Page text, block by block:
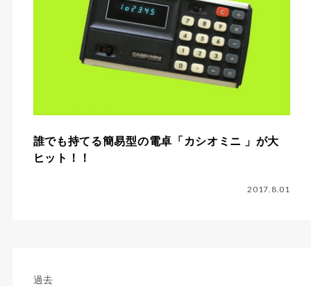
誰でも持てる簡易型の電卓「カシオミニ 」が大
ヒット！！
2017.8.01
過去